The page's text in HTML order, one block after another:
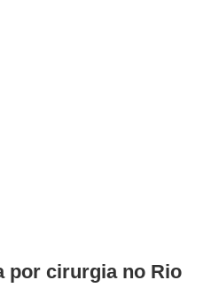
por cirurgia no Rio